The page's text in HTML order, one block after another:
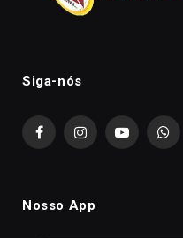
Siga-nós
FacebookInstagramYouTube
Nosso App